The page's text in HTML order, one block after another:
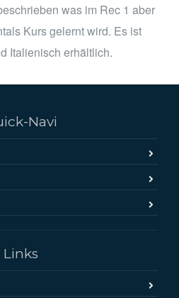
was im Rec 1 aber
Kurs gelernt wird. Es ist
Italienisch erhältlich.
Navi
Links